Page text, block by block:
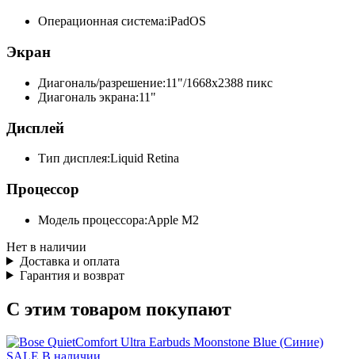
Операционная система:iPadOS
Экран
Диагональ/разрешение:11"/1668x2388 пикс
Диагональ экрана:11"
Дисплей
Тип дисплея:Liquid Retina
Процессор
Модель процессора:Apple M2
Нет в наличии
Доставка и оплата
Гарантия и возврат
С этим товаром покупают